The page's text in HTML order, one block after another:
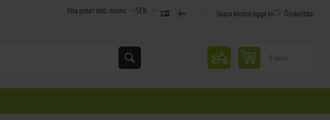
Skapa kontoLogga in Önskelista
snowmobile 0 Varor